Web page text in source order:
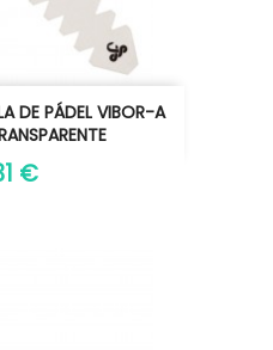
DE PÁDEL VIBOR-A
€